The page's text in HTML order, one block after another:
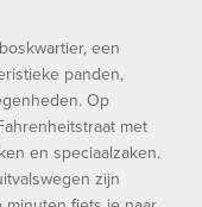
een
panden,
Op
met
en speciaalzaken.
zijn